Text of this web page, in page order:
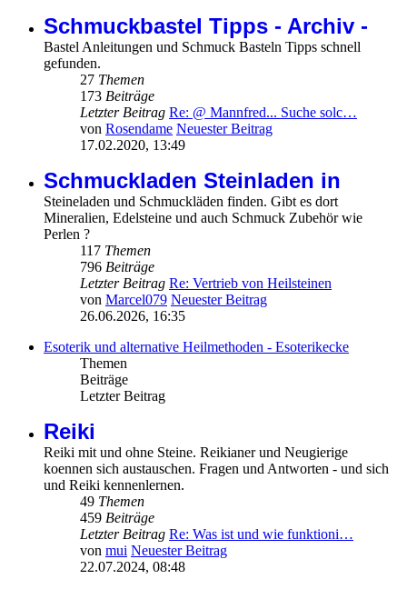
Schmuckbastel Tipps - Archiv -
Bastel Anleitungen und Schmuck Basteln Tipps schnell
gefunden.
27 Themen
173 Beiträge
Letzter Beitrag Re: @ Mannfred... Suche solc…
von Rosendame Neuester Beitrag
17.02.2020, 13:49
Schmuckladen Steinladen in
Steineladen und Schmuckläden finden. Gibt es dort
Mineralien, Edelsteine und auch Schmuck Zubehör wie
Perlen ?
117 Themen
796 Beiträge
Letzter Beitrag Re: Vertrieb von Heilsteinen
von Marcel079 Neuester Beitrag
26.06.2026, 16:35
Esoterik und alternative Heilmethoden - Esoterikecke
Themen
Beiträge
Letzter Beitrag
Reiki
Reiki mit und ohne Steine. Reikianer und Neugierige
koennen sich austauschen. Fragen und Antworten - und sich
und Reiki kennenlernen.
49 Themen
459 Beiträge
Letzter Beitrag Re: Was ist und wie funktioni…
von mui Neuester Beitrag
22.07.2024, 08:48